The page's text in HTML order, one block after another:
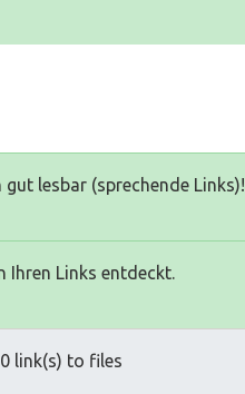
lesbar (sprechende Links)!
Ihren Links entdeckt.
link(s) to files